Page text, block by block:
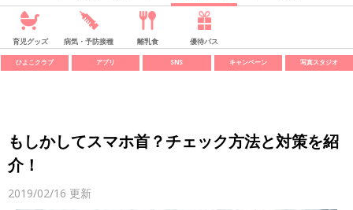
育児グッズ 病気・予防接種 離乳食 優待パス
ひよこクラブ アプリ SNS キャンペーン 写真スタジオ
もしかしてスマホ首？チェック方法と対策を紹
介！
2019/02/16 更新